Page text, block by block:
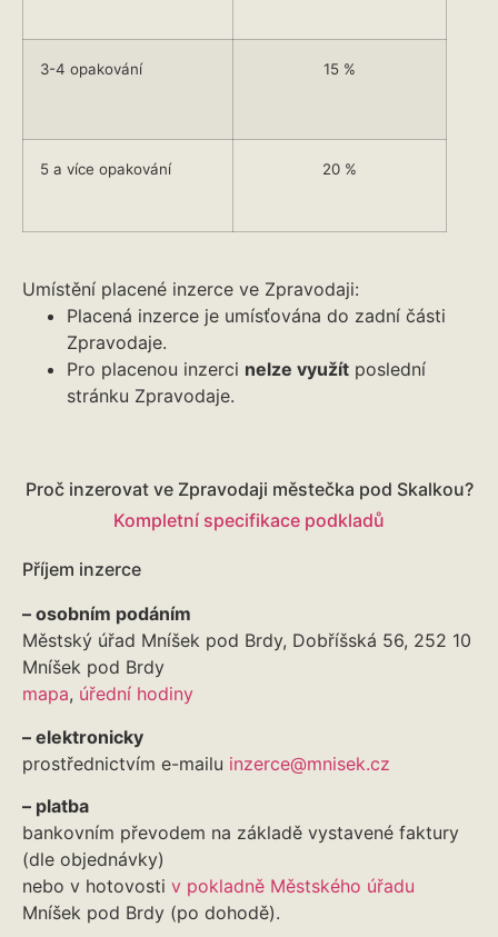
3-4 opakování 15 %
5 a více opakování 20 %
Umístění placené inzerce ve Zpravodaji:
Placená inzerce je umísťována do zadní části
Zpravodaje.
Pro placenou inzerci nelze využít poslední
stránku Zpravodaje.
Proč inzerovat ve Zpravodaji městečka pod Skalkou?
Kompletní specifikace podkladů
Příjem inzerce
– osobním podáním
Městský úřad Mníšek pod Brdy, Dobříšská 56, 252 10
Mníšek pod Brdy
mapa, úřední hodiny
– elektronicky
prostřednictvím e-mailu inzerce@mnisek.cz
– platba
bankovním převodem na základě vystavené faktury
(dle objednávky)
nebo v hotovosti v pokladně Městského úřadu
Mníšek pod Brdy (po dohodě).